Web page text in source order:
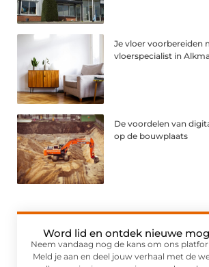
Je vloer voorbereiden
vloerspecialist in
De voordelen van
op de bouwplaats
Word lid en ontdek nieuwe
Neem vandaag nog de kans om ons
Meld je aan en deel jouw verhaal met de